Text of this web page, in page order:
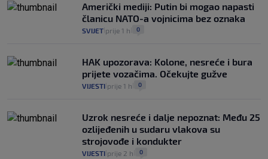
Američki mediji: Putin bi mogao napasti
članicu NATO-a vojnicima bez oznaka
SVIJET prije 1 h 0
HAK upozorava: Kolone, nesreće i bura
prijete vozačima. Očekujte gužve
VIJESTI prije 1 h 0
Uzrok nesreće i dalje nepoznat: Među 25
ozlijeđenih u sudaru vlakova su
strojovođe i kondukter
VIJESTI prije 2 h 0